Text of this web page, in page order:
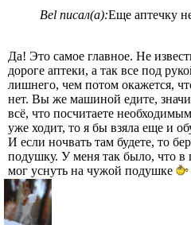
Bel писал(а):Еще аптечку
Да! Это самое главное. Не
дороге аптеки, а так все под
лишнего, чем потом окажется,
нет. Вы же машиной едите,
всё, что посчитаете
уже ходит, то я бы взяла еще и
И если ночвать там будете, то
подушку. У меня так было, что в
мог уснуть на чужой подушке